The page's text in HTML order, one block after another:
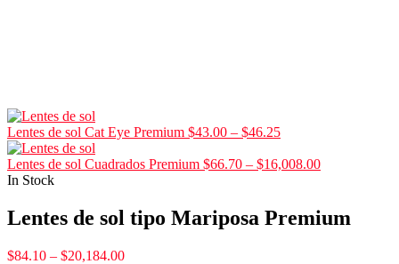
Lentes de sol Cat Eye Premium $43.00 – $46.25
Lentes de sol Cuadrados Premium $66.70 – $16,008.00
In Stock
Lentes de sol tipo Mariposa Premium
$84.10 – $20,184.00